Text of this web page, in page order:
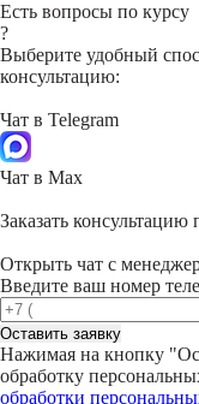
Есть вопросы по курсу
?
Выберите удобный
консультацию:
Чат в Telegram
Чат в Max
Заказать консультацию
Открыть чат с
Введите ваш номер
Оставить заявку
Нажимая на кнопку "
обработку
обработки